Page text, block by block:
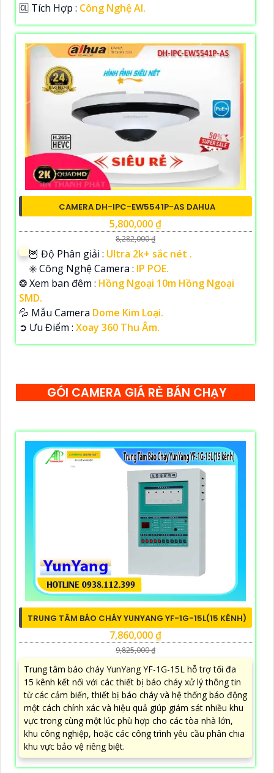
️🆑 Tích Hợp : Công Nghệ AI.
CAMERA DH-IPC-EW5541P-AS DAHUA
5,800,000 ₫
8,282,000 ₫
🦉 Độ Phân giải : Ultra 2k+ sắc nét .
✳️ Công Nghệ Camera : IP POE.
❂ Xem ban đêm : Hồng Ngoại 10m Hồng Ngoại
SMD.
💦 Mẫu Camera Dome Kim Loại.
️➲ Ưu Điểm : Xoay 360 Thu Âm.
GÓI CAMERA GIÁ RẺ BÁN CHẠY
TRUNG TÂM BÁO CHÁY YUNYANG YF-1G-15L(15 KÊNH)
7,860,000 ₫
9,825,000 ₫
Trung tâm báo cháy YunYang YF-1G-15L hỗ trợ tối đa
15 kênh kết nối với các thiết bị báo cháy xử lý thông tin
từ các cảm biến, thiết bị báo cháy và hệ thống báo động
một cách chính xác và hiệu quả giúp giám sát nhiều khu
vực trong cùng một lúc phù hợp cho các tòa nhà lớn,
khu công nghiệp, hoặc các công trình yêu cầu phân chia
khu vực bảo vệ riêng biệt.